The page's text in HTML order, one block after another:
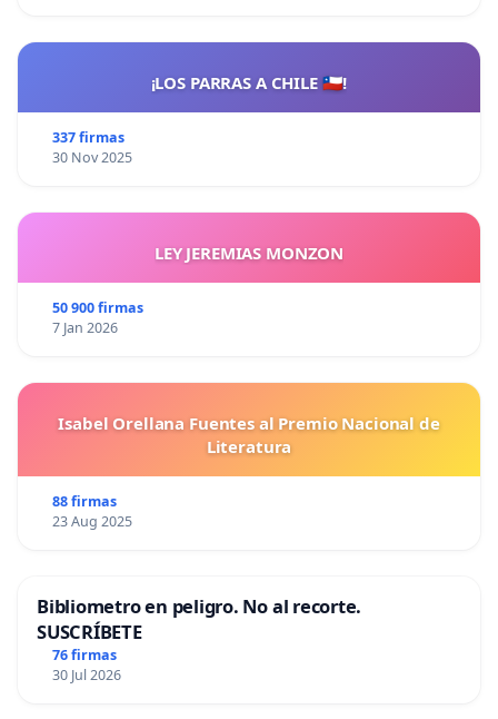
¡LOS PARRAS A CHILE 🇨🇱!
337 firmas
30 Nov 2025
LEY JEREMIAS MONZON
50 900 firmas
7 Jan 2026
Isabel Orellana Fuentes al Premio Nacional de
Literatura
88 firmas
23 Aug 2025
Bibliometro en peligro. No al recorte.
SUSCRÍBETE
76 firmas
30 Jul 2026